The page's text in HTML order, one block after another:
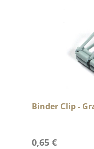
Binder Clip -
Regulärer Preis:
0,65 €